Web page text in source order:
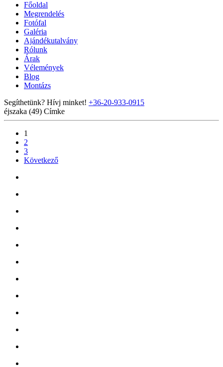
Főoldal
Megrendelés
Fotófal
Galéria
Ajándékutalvány
Rólunk
Árak
Vélemények
Blog
Montázs
Segíthetünk? Hívj minket! +36-20-933-0915
éjszaka (49) Címke
1
2
3
Következő